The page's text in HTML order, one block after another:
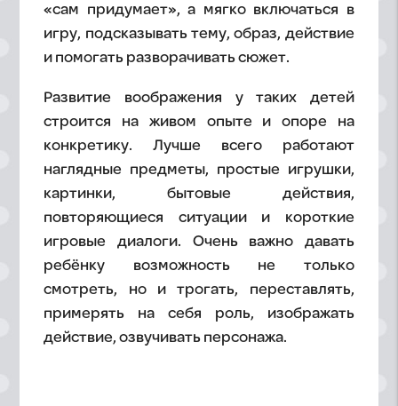
«сам придумает», а мягко включаться в
игру, подсказывать тему, образ, действие
и помогать разворачивать сюжет.
Развитие воображения у таких детей
строится на живом опыте и опоре на
конкретику. Лучше всего работают
наглядные предметы, простые игрушки,
картинки, бытовые действия,
повторяющиеся ситуации и короткие
игровые диалоги. Очень важно давать
ребёнку возможность не только
смотреть, но и трогать, переставлять,
примерять на себя роль, изображать
действие, озвучивать персонажа.